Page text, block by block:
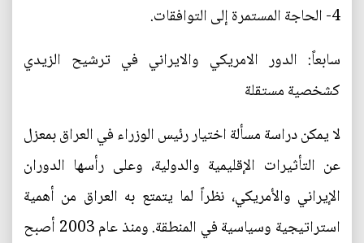
4- الحاجة المستمرة إلى التوافقات.
سابعاً: الدور الامريكي والايراني في ترشيح الزيدي
كشخصية مستقلة
لا يمكن دراسة مسألة اختيار رئيس الوزراء في العراق بمعزل
عن التأثيرات الإقليمية والدولية، وعلى رأسها الدوران
الإيراني والأمريكي، نظراً لما يتمتع به العراق من أهمية
استراتيجية وسياسية في المنطقة. ومنذ عام 2003 أصبح